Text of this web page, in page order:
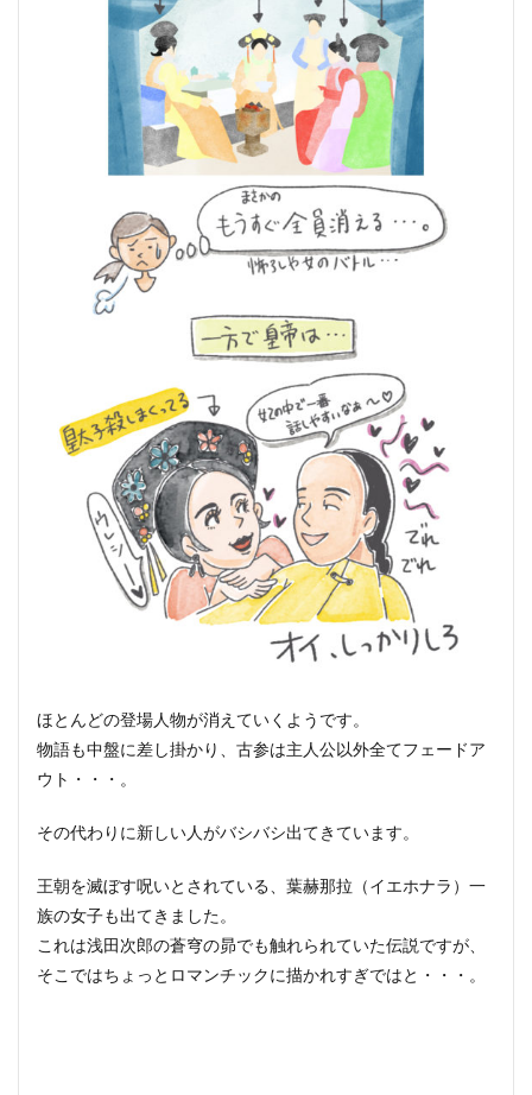
ほとんどの登場人物が消えていくようです。
物語も中盤に差し掛かり、古参は主人公以外全てフェードア
ウト・・・。
その代わりに新しい人がバシバシ出てきています。
王朝を滅ぼす呪いとされている、葉赫那拉（イエホナラ）一
族の女子も出てきました。
これは浅田次郎の蒼穹の昴でも触れられていた伝説ですが、
そこではちょっとロマンチックに描かれすぎではと・・・。